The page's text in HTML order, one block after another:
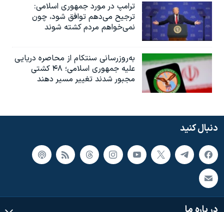
ترامپ در مورد جمهوری اسلامی:
ترجیح می‌دهم توافق شود، چون
نمی‌خواهم مردم کشته شوند
به‌روزرسانی سنتکام از محاصره دریایی
علیه جمهوری اسلامی؛ ۴۸ کشتی
مجبور شدند تغییر مسیر دهند
دنبال کنید